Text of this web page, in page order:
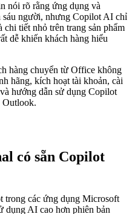
nói rõ rằng ứng dụng và
sáu người, nhưng Copilot AI chỉ
tiết nhỏ trên trang sản phẩm
dễ khiến khách hàng hiểu
hàng chuyển từ Office không
hãng, kích hoạt tài khoản, cài
hướng dẫn sử dụng Copilot
Outlook.
có sẵn Copilot
trong các ứng dụng Microsoft
dụng AI cao hơn phiên bản